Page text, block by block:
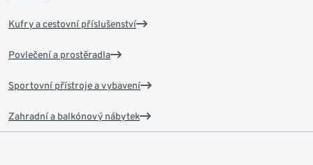
Kufry a cestovní příslušenství
Povlečení a prostěradla
Sportovní přístroje a vybavení
Zahradní a balkónový nábytek